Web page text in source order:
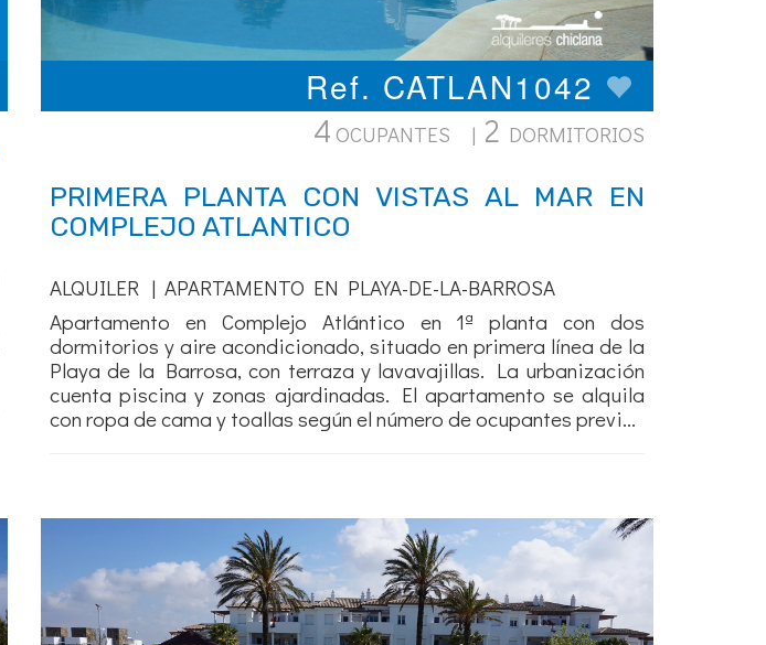
Ref. CATLAN1042
4 OCUPANTES | 2 DORMITORIOS
PRIMERA PLANTA CON VISTAS AL MAR EN
COMPLEJO ATLANTICO
ALQUILER | APARTAMENTO EN PLAYA-DE-LA-BARROSA
Apartamento en Complejo Atlántico en 1ª planta con dos
dormitorios y aire acondicionado, situado en primera línea de la
Playa de la Barrosa, con terraza y lavavajillas. La urbanización
cuenta piscina y zonas ajardinadas. El apartamento se alquila
con ropa de cama y toallas según el número de ocupantes previ...